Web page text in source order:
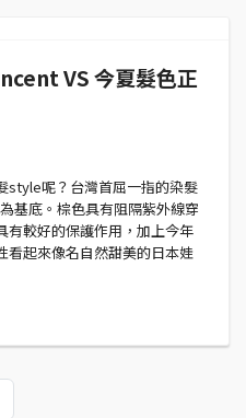
VS 今夏髮色正
style呢？台灣首屈一指的染髮
基底。棕色具有阻隔紫外線穿
有較好的保護作用，加上今年
看起來像名自然甜美的日本娃